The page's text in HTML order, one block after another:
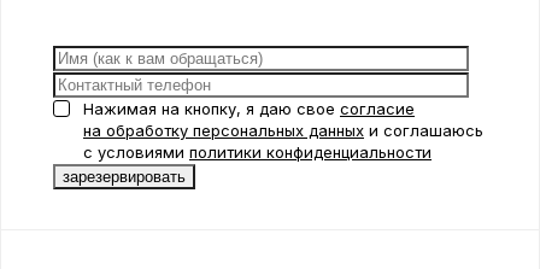
Нажимая на кнопку, я даю свое согласие
на обработку персональных данных и соглашаюсь
с условиями политики конфиденциальности